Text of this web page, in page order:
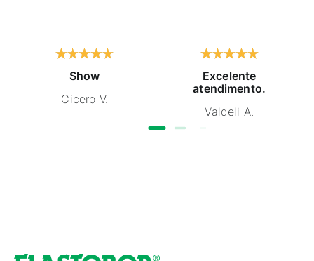
Show
Cicero V.
Excelente
atendimento.
Valdeli A.